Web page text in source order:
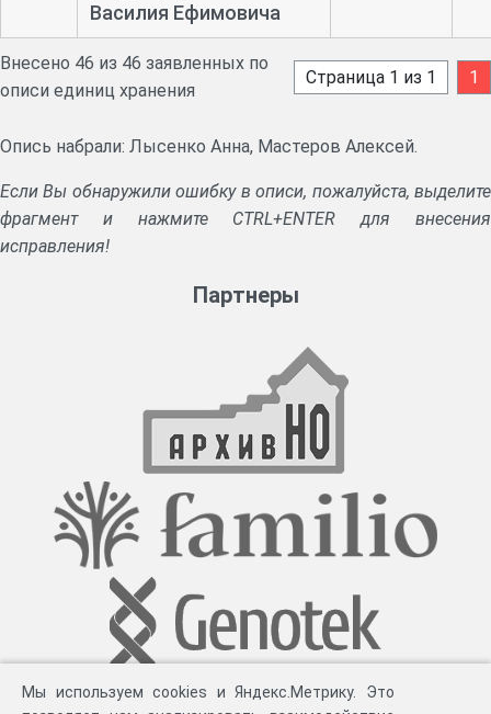
Василия Ефимовича
Внесено 46 из 46 заявленных по
описи единиц хранения
Страница 1 из 1 1
Опись набрали: Лысенко Анна, Мастеров Алексей.
Если Вы обнаружили ошибку в описи, пожалуйста, выделите
фрагмент и нажмите CTRL+ENTER для внесения
исправления!
Партнеры
Мы используем cookies и Яндекс.Метрику. Это